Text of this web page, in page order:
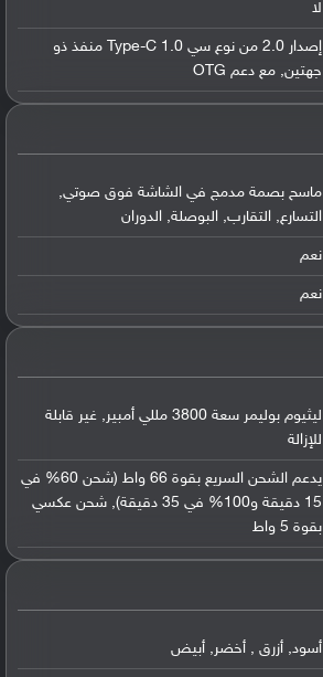
لا
إصدار 2.0 من نوع سي Type-C 1.0 منفذ ذو
جهتين, مع دعم OTG
ماسح بصمة مدمج في الشاشة فوق صوتي,
التسارع, التقارب, البوصلة, الدوران
نعم
نعم
ليثيوم بوليمر سعة 3800 مللي أمبير, غير قابلة
للإزالة
يدعم الشحن السريع بقوة 66 واط (شحن 60% في
15 دقيقة و100% في 35 دقيقة), شحن عكسي
بقوة 5 واط
أسود, أزرق , أخضر, أبيض